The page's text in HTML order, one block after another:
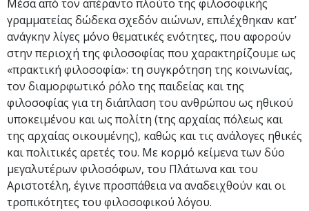
Μέσα από τον απέραντο πλούτο της φιλοσοφικής
γραμματείας δώδεκα σχεδόν αιώνων, επιλέχθηκαν κατ’
ανάγκην λίγες μόνο θεματικές ενότητες, που αφορούν
στην περιοχή της φιλοσοφίας που χαρακτηρίζουμε ως
«πρακτική φιλοσοφία»: τη συγκρότηση της κοινωνίας,
τον διαμορφωτικό ρόλο της παιδείας και της
φιλοσοφίας για τη διάπλαση του ανθρώπου ως ηθικού
υποκειμένου και ως πολίτη (της αρχαίας πόλεως και
της αρχαίας οικουμένης), καθώς και τις ανάλογες ηθικές
και πολιτικές αρετές του. Με κορμό κείμενα των δύο
μεγαλυτέρων φιλοσόφων, του Πλάτωνα και του
Αριστοτέλη, έγινε προσπάθεια να αναδειχθούν και οι
τροπικότητες του φιλοσοφικού λόγου.